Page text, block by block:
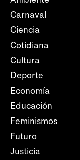
Carnaval
Ciencia
Cotidiana
Cultura
Deporte
Economía
Educación
Feminismos
Futuro
Justicia